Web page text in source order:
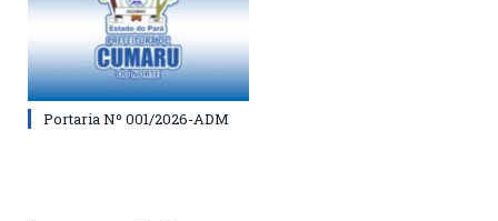
Portaria Nº 001/2026-ADM